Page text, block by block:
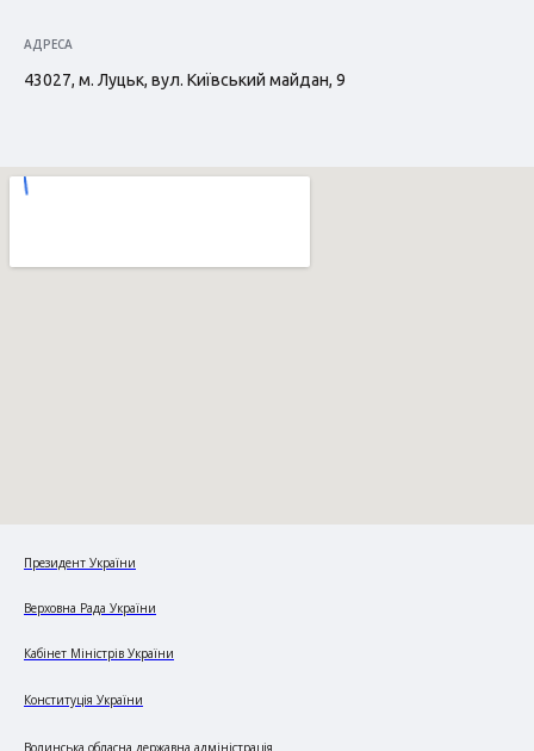
АДРЕСА
43027, м. Луцьк, вул. Київський майдан, 9
Президент України
Верховна Рада України
Кабінет Міністрів України
Конституція України
Волинська обласна державна адміністрація